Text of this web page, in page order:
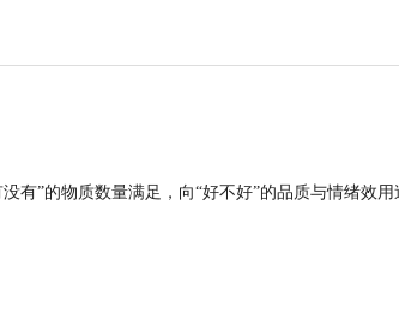
有”的物质数量满足，向“好不好”的品质与情绪效用